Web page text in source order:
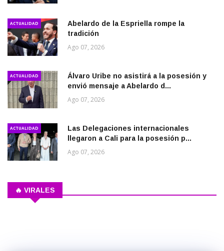
ACTUALIDAD
Abelardo de la Espriella rompe la
tradición
Ago 07, 2026
ACTUALIDAD
Álvaro Uribe no asistirá a la posesión y
envió mensaje a Abelardo d...
Ago 07, 2026
ACTUALIDAD
Las Delegaciones internacionales
llegaron a Cali para la posesión p...
Ago 07, 2026
🔥 VIRALES